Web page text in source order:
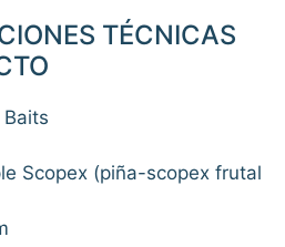
TÉCNICAS
Baits
Scopex (piña-scopex frutal